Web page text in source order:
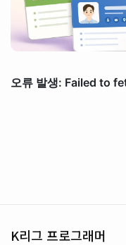
K리그 프로그래머